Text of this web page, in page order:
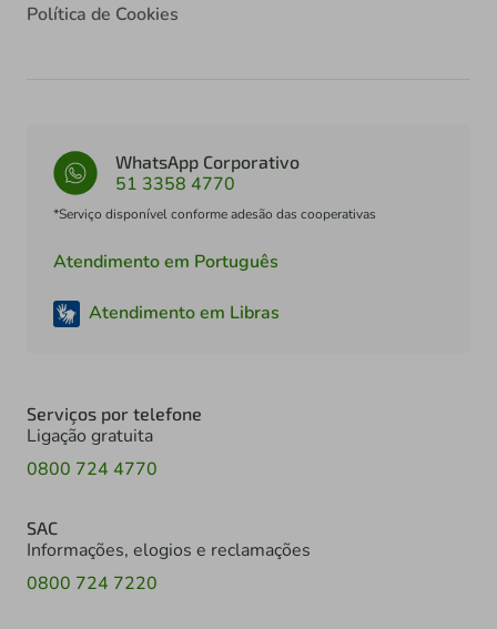
Política de Cookies
WhatsApp Corporativo
51 3358 4770
*Serviço disponível conforme adesão das cooperativas
Atendimento em Português
Atendimento em Libras
Serviços por telefone
Ligação gratuita
0800 724 4770
SAC
Informações, elogios e reclamações
0800 724 7220